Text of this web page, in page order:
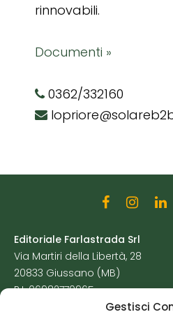
Gestisci
rinnovabili.
Documenti »
0362/332160
Editoriale Farlastrada Srl
Via Martiri della Libertà, 28
20833 Giussano (MB)
P.I. 06982770965